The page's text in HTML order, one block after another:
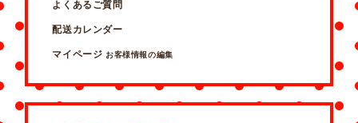
よくあるご質問
配送カレンダー
マイページ お客様情報の編集